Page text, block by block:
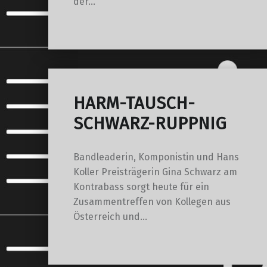
HARM-TAUSCH-
SCHWARZ-RUPPNIG
Bandleaderin, Komponistin und Hans
Koller Preisträgerin Gina Schwarz am
Kontrabass sorgt heute für ein
Zusammentreffen von Kollegen aus
Österreich und…